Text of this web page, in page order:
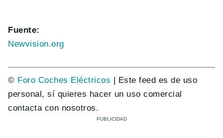
Fuente:
Newvision.org
© Foro Coches Eléctricos | Este feed es de uso
personal, sí quieres hacer un uso comercial
contacta con nosotros.